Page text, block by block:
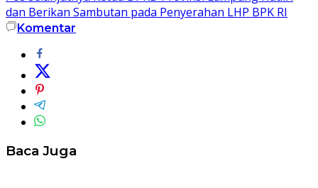
dan Berikan Sambutan pada Penyerahan LHP BPK RI
Komentar
Baca Juga